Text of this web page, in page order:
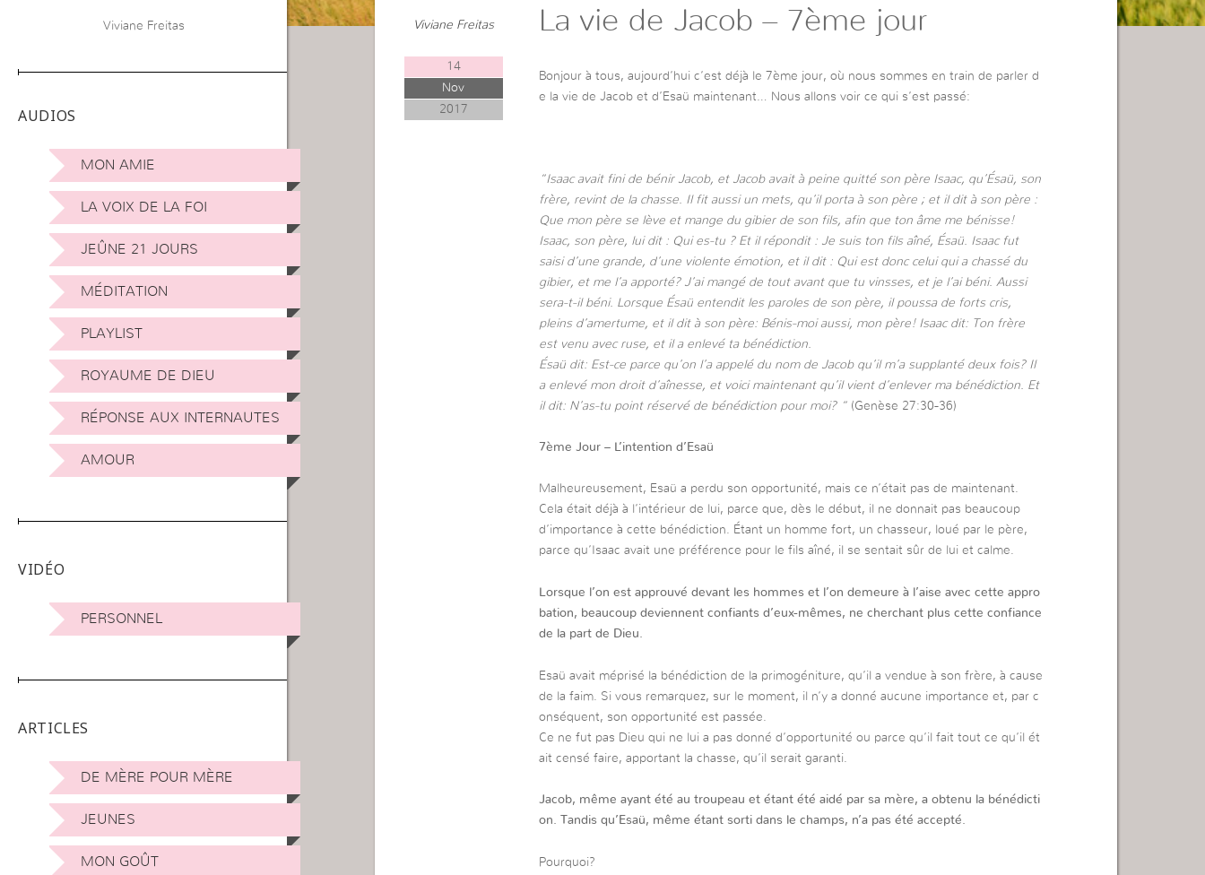
Viviane Freitas
AUDIOS
MON AMIE
LA VOIX DE LA FOI
JEÛNE 21 JOURS
MÉDITATION
PLAYLIST
ROYAUME DE DIEU
RÉPONSE AUX INTERNAUTES
AMOUR
VIDÉO
PERSONNEL
ARTICLES
DE MÈRE POUR MÈRE
JEUNES
MON GOÛT
Viviane Freitas
14
Nov
2017
La vie de Jacob – 7ème jour
Bonjour à tous, aujourd’hui c’est déjà le 7ème jour, où nous sommes en train de parler d
e la vie de Jacob et d’Esaü maintenant… Nous allons voir ce qui s’est passé:
“Isaac avait fini de bénir Jacob, et Jacob avait à peine quitté son père Isaac, qu’Ésaü, son
frère, revint de la chasse. Il fit aussi un mets, qu’il porta à son père ; et il dit à son père :
Que mon père se lève et mange du gibier de son fils, afin que ton âme me bénisse!
Isaac, son père, lui dit : Qui es-tu ? Et il répondit : Je suis ton fils aîné, Ésaü. Isaac fut
saisi d’une grande, d’une violente émotion, et il dit : Qui est donc celui qui a chassé du
gibier, et me l’a apporté? J’ai mangé de tout avant que tu vinsses, et je l’ai béni. Aussi
sera-t-il béni. Lorsque Ésaü entendit les paroles de son père, il poussa de forts cris,
pleins d’amertume, et il dit à son père: Bénis-moi aussi, mon père! Isaac dit: Ton frère
est venu avec ruse, et il a enlevé ta bénédiction.
Ésaü dit: Est-ce parce qu’on l’a appelé du nom de Jacob qu’il m’a supplanté deux fois? Il
a enlevé mon droit d’aînesse, et voici maintenant qu’il vient d’enlever ma bénédiction. Et
il dit: N’as-tu point réservé de bénédiction pour moi? “(Genèse 27:30-36)
7ème Jour – L’intention d’Esaü
Malheureusement, Esaü a perdu son opportunité, mais ce n’était pas de maintenant.
Cela était déjà à l’intérieur de lui, parce que, dès le début, il ne donnait pas beaucoup
d’importance à cette bénédiction. Étant un homme fort, un chasseur, loué par le père,
parce qu’Isaac avait une préférence pour le fils aîné, il se sentait sûr de lui et calme.
Lorsque l’on est approuvé devant les hommes et l’on demeure à l’aise avec cette appro
bation, beaucoup deviennent confiants d’eux-mêmes, ne cherchant plus cette confiance
de la part de Dieu.
Esaü avait méprisé la bénédiction de la primogéniture, qu’il a vendue à son frère, à cause
de la faim. Si vous remarquez, sur le moment, il n’y a donné aucune importance et, par c
onséquent, son opportunité est passée.
Ce ne fut pas Dieu qui ne lui a pas donné d’opportunité ou parce qu’il fait tout ce qu’il ét
ait censé faire, apportant la chasse, qu’il serait garanti.
Jacob, même ayant été au troupeau et étant été aidé par sa mère, a obtenu la bénédicti
on. Tandis qu’Esaü, même étant sorti dans le champs, n’a pas été accepté.
Pourquoi?